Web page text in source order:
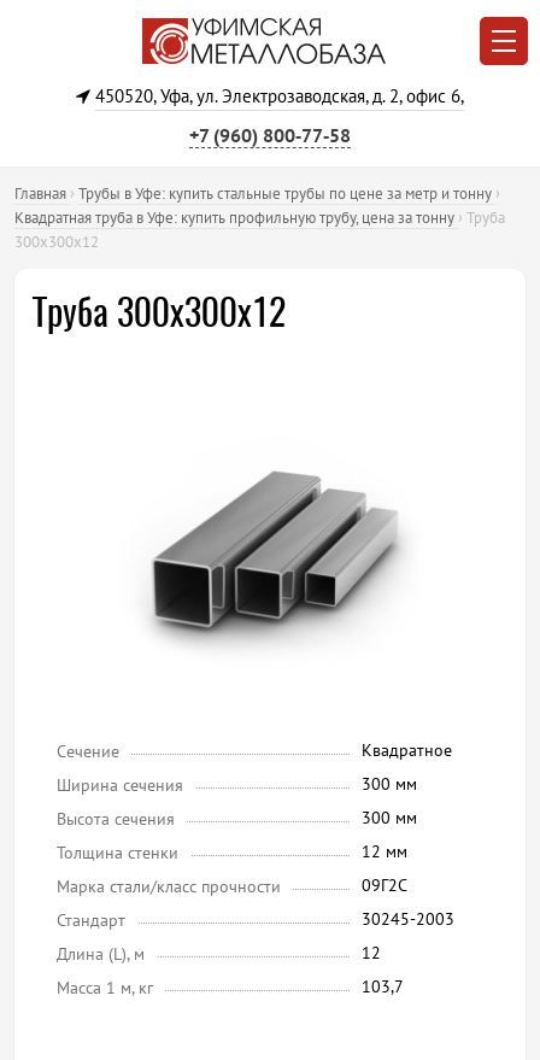
450520, Уфа, ул. Электрозаводская, д. 2, офис 6,
+7 (960) 800‐77‐58
Главная › Трубы в Уфе: купить стальные трубы по цене за метр и тонну ›
Квадратная труба в Уфе: купить профильную трубу, цена за тонну › Труба
300х300х12
Труба 300х300х12
Сечение
Квадратное
Ширина сечения
300 мм
Высота сечения
300 мм
Толщина стенки
12 мм
Марка стали/класс прочности
09Г2С
Стандарт
30245-2003
Длина (L), м
12
Масса 1 м, кг
103,7